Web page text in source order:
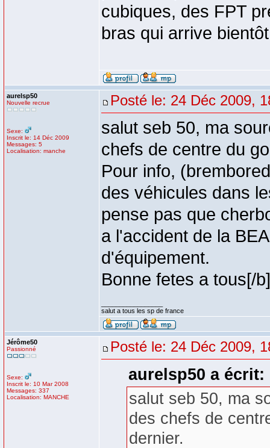
cubiques, des FPT
bras qui arrive
aurelsp50
Nouvelle recrue
Sexe:
Inscrit le: 14 Déc 2009
Messages: 5
Localisation: manche
Posté le: 24 Déc 2009,
salut seb 50, ma
chefs de centre du
Pour info,
des véhicules dans
pense pas que
a l'accident de la
d'équipement.
Bonne fetes a tous[/b]
salut a tous les sp de france
Jérôme50
Passionné
Sexe:
Inscrit le: 10 Mar 2008
Messages: 337
Localisation: MANCHE
Posté le: 24 Déc 2009,
aurelsp50 a écrit:
salut seb 50, ma
des chefs de
dernier.